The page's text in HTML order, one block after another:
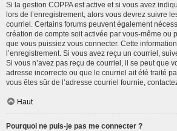
Si la gestion COPPA est active et si vous avez
lors de l’enregistrement, alors vous devrez suivre
courriel. Certains forums peuvent également
création de compte soit activée par vous-même ou
que vous puissiez vous connecter. Cette
l’enregistrement. Si vous avez reçu un courriel,
Si vous n’avez pas reçu de courriel, il se peut que
adresse incorrecte ou que le courriel ait été traité
vous êtes sûr de l’adresse courriel fournie,
Haut
Pourquoi ne puis-je pas me connecter ?